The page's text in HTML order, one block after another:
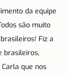
da equipe
são muito
Fiz a
brasileiros,
que nos